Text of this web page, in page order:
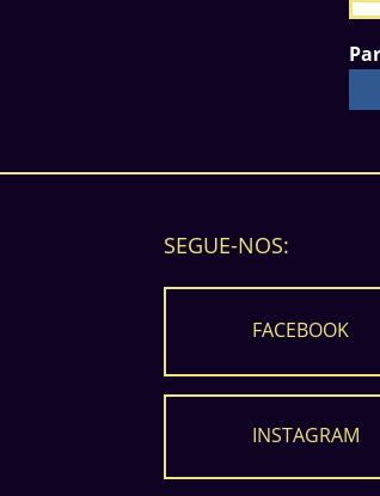
SEGUE-NOS:
FACEBOOK
INSTAGRAM